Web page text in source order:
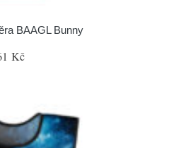
BAAGL Bunny
Kč